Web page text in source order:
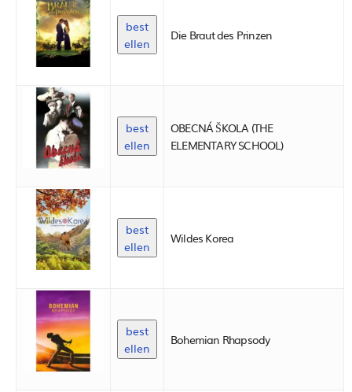
best
ellen
Die Braut des Prinzen
best
ellen
OBECNÁ ŠKOLA (THE
ELEMENTARY SCHOOL)
best
ellen
Wildes Korea
best
ellen
Bohemian Rhapsody